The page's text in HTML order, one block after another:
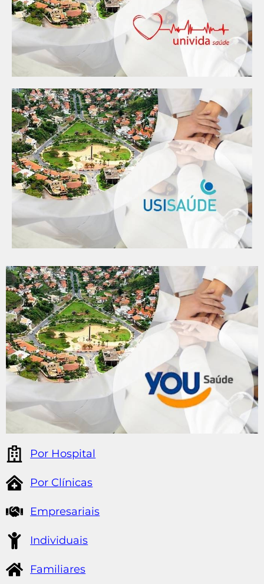
Por Hospital
Por Clínicas
Empresariais
Individuais
Familiares